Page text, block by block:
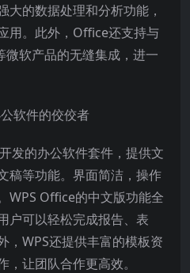
大的数据处理和分析功能，
用。此外，Office还支持与
软产品的无缝集成，进一
软件的佼佼者
发的办公软件套件，提供文
稿等功能。界面简洁，操作
WPS Office的中文版功能全
户可以轻松完成报告、表
，WPS还提供丰富的模板资
让团队合作更高效。